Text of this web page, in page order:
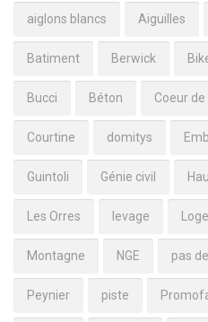
aiglons blancs Aiguilles
Batiment Berwick
Bucci Béton Coeur de
Courtine domitys
Guintoli Génie civil
Les Orres levage
Montagne NGE pas
Peynier piste